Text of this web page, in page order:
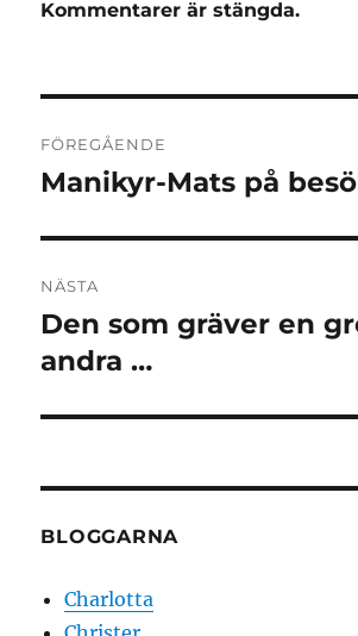
Kommentarer är stängda.
FÖREGÅENDE
Föregående
Manikyr-Mats på
NÄSTA
Nästa
inlägg:
Den som gräver en
andra …
BLOGGARNA
Charlotta